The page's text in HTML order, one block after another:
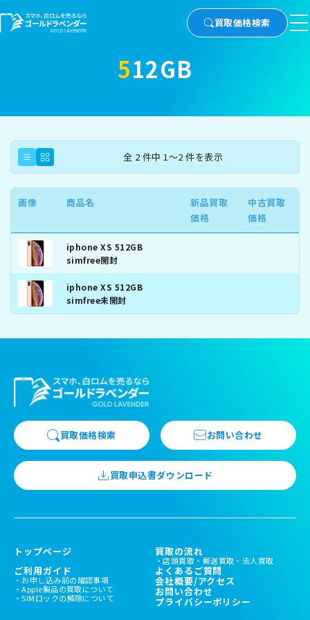
買取価格検索
512GB
全 2 件中 1～2 件を表示
画像 商品名
新品買取
価格
中古買取
価格
iphone XS 512GB
simfree開封
iphone XS 512GB
simfree未開封
買取価格検索 お問い合わせ
買取申込書ダウンロード
トップページ 買取の流れ
店頭買取 郵送買取 法人買取
ご利用ガイド
お申し込み前の確認事項
Apple製品の買取について
SIMロックの解除について
よくあるご質問
会社概要/アクセス
お問い合わせ
プライバシーポリシー